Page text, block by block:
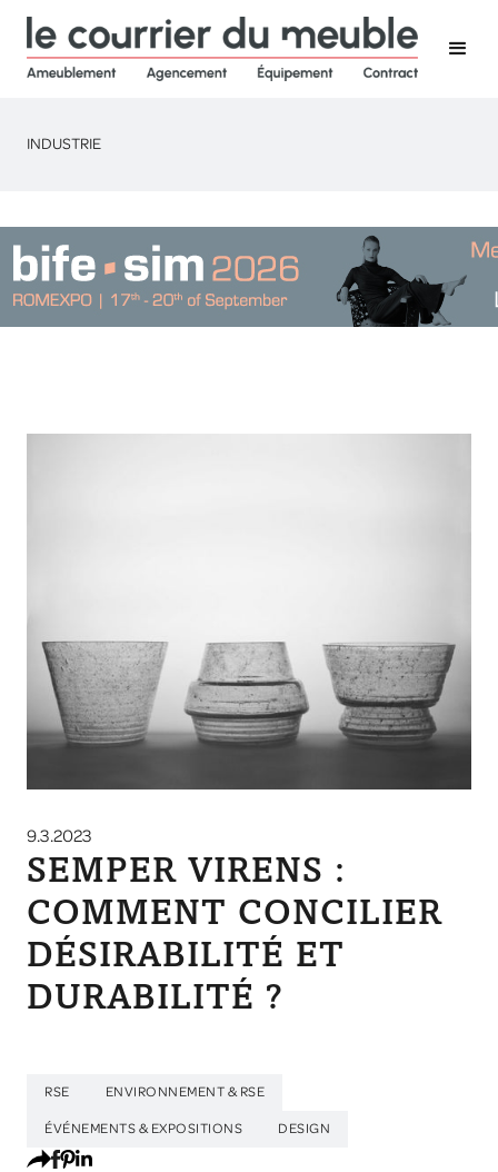
INDUSTRIE
9.3.2023
SEMPER VIRENS :
COMMENT CONCILIER
DÉSIRABILITÉ ET
DURABILITÉ ?
RSE ENVIRONNEMENT & RSE
ÉVÉNEMENTS & EXPOSITIONS DESIGN